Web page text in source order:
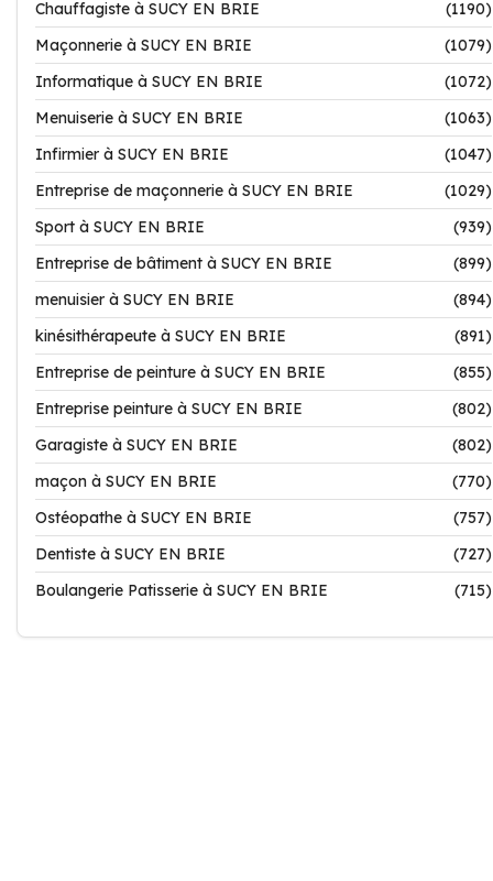
Chauffagiste à SUCY EN BRIE
(1190)
Maçonnerie à SUCY EN BRIE
(1079)
Informatique à SUCY EN BRIE
(1072)
Menuiserie à SUCY EN BRIE
(1063)
Infirmier à SUCY EN BRIE
(1047)
Entreprise de maçonnerie à SUCY EN BRIE
(1029)
Sport à SUCY EN BRIE
(939)
Entreprise de bâtiment à SUCY EN BRIE
(899)
menuisier à SUCY EN BRIE
(894)
kinésithérapeute à SUCY EN BRIE
(891)
Entreprise de peinture à SUCY EN BRIE
(855)
Entreprise peinture à SUCY EN BRIE
(802)
Garagiste à SUCY EN BRIE
(802)
maçon à SUCY EN BRIE
(770)
Ostéopathe à SUCY EN BRIE
(757)
Dentiste à SUCY EN BRIE
(727)
Boulangerie Patisserie à SUCY EN BRIE
(715)